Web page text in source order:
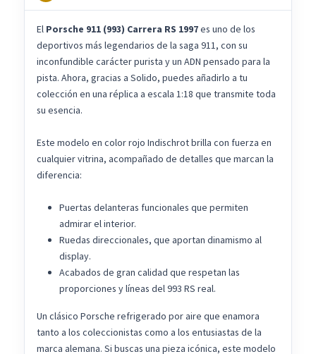
El Porsche 911 (993) Carrera RS 1997es uno de los
deportivos más legendarios de la saga 911, con su
inconfundible carácter purista y un ADN pensado para la
pista. Ahora, gracias a Solido, puedes añadirlo a tu
colección en una réplica a escala 1:18 que transmite toda
su esencia.
Este modelo en color rojo Indischrot brilla con fuerza en
cualquier vitrina, acompañado de detalles que marcan la
diferencia:
Puertas delanteras funcionales que permiten
admirar el interior.
Ruedas direccionales, que aportan dinamismo al
display.
Acabados de gran calidad que respetan las
proporciones y líneas del 993 RS real.
Un clásico Porsche refrigerado por aire que enamora
tanto a los coleccionistas como a los entusiastas de la
marca alemana. Si buscas una pieza icónica, este modelo